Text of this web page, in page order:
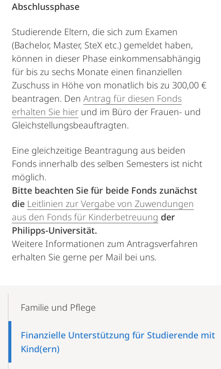
Abschlussphase
Studierende Eltern, die sich zum Examen
(Bachelor, Master, SteX etc.) gemeldet haben,
können in dieser Phase einkommensabhängig
für bis zu sechs Monate einen finanziellen
Zuschuss in Höhe von monatlich bis zu 300,00 €
beantragen. Den Antrag für diesen Fonds
erhalten Sie hier und im Büro der Frauen- und
Gleichstellungsbeauftragten.
Eine gleichzeitige Beantragung aus beiden
Fonds innerhalb des selben Semesters ist nicht
möglich.
Bitte beachten Sie für beide Fonds zunächst
die Leitlinien zur Vergabe von Zuwendungen
aus den Fonds für Kinderbetreuung der
Philipps-Universität.
Weitere Informationen zum Antragsverfahren
erhalten Sie gerne per Mail bei uns.
NavigationFamilie und Pflege
Finanzielle Unterstützung für Studierende mit
Kind(ern)